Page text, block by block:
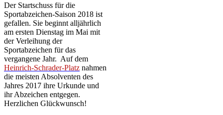
Der Startschuss für die
Sportabzeichen-Saison 2018 ist
gefallen. Sie beginnt alljährlich
am ersten Dienstag im Mai mit
der Verleihung der
Sportabzeichen für das
vergangene Jahr. Auf dem
Heinrich-Schrader-Platz nahmen
die meisten Absolventen des
Jahres 2017 ihre Urkunde und
ihr Abzeichen entgegen.
Herzlichen Glückwunsch!